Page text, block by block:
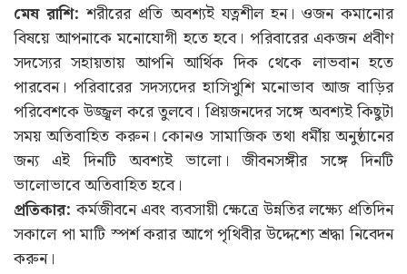
মেষ রাশি: শরীরের প্রতি অবশ্যই যত্নশীল হন। ওজন কমানোর
বিষয়ে আপনাকে মনোযোগী হতে হবে। পরিবারের একজন প্রবীণ
সদস্যের সহায়তায় আপনি আর্থিক দিক থেকে লাভবান হতে
পারবেন। পরিবারের সদস্যদের হাসিখুশি মনোভাব আজ বাড়ির
পরিবেশকে উজ্জ্বল করে তুলবে। প্রিয়জনদের সঙ্গে অবশ্যই কিছুটা
সময় অতিবাহিত করুন। কোনও সামাজিক তথা ধর্মীয় অনুষ্ঠানের
জন্য এই দিনটি অবশ্যই ভালো। জীবনসঙ্গীর সঙ্গে দিনটি
ভালোভাবে অতিবাহিত হবে।
প্রতিকার: কর্মজীবনে এবং ব্যবসায়ী ক্ষেত্রে উন্নতির লক্ষ্যে প্রতিদিন
সকালে পা মাটি স্পর্শ করার আগে পৃথিবীর উদ্দেশ্যে শ্রদ্ধা নিবেদন
করুন।